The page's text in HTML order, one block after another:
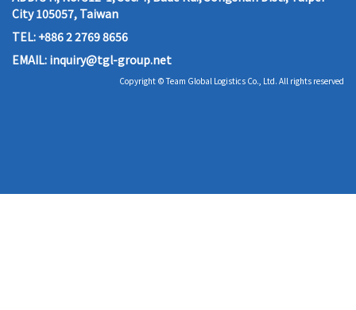
City 105057, Taiwan
TEL:+886 2 2769 8656
EMAIL: inquiry@tgl-group.net
Copyright © Team Global Logistics Co., Ltd. All rights reserved